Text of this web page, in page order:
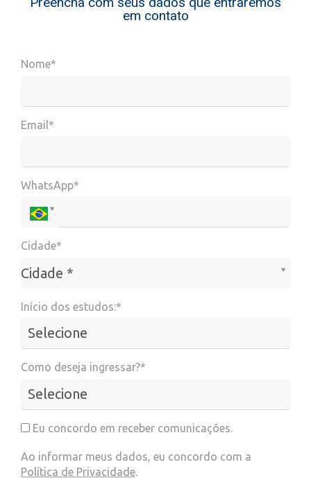
em contato
Nome*
Email*
WhatsApp*
Cidade*
Cidade *
Cidade*
Início dos estudos:*
Como deseja ingressar?*
Eu concordo em receber comunicações.
Ao informar meus dados, eu concordo com a
Política de Privacidade.